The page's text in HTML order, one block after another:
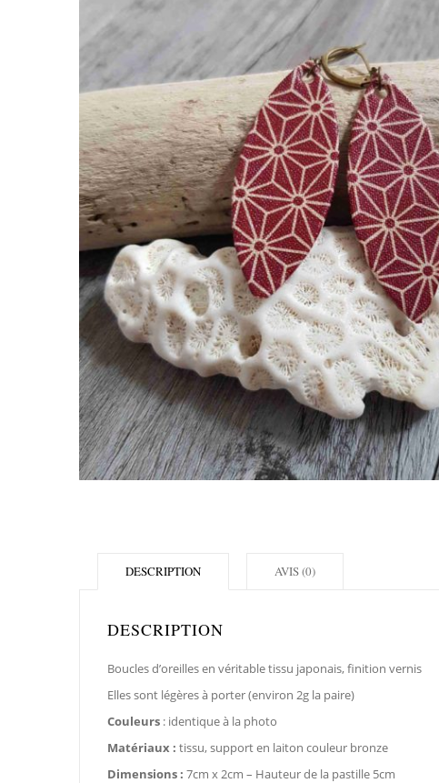
DESCRIPTION
DESCRIPTION
Boucles d’oreilles en véritable tissu japonais, finition vernis
Elles sont légères à porter (environ 2g la paire)
Couleurs : identique à la photo
Matériaux : tissu, support en laiton couleur bronze
Dimensions : 7cm x 2cm – Hauteur de la pastille 5cm
AVIS (0)